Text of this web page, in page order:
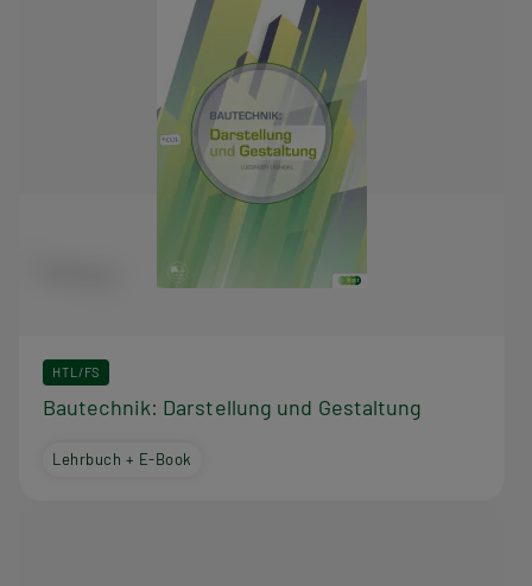
HTL/FS
Bautechnik: Darstellung und Gestaltung
Lehrbuch + E-Book